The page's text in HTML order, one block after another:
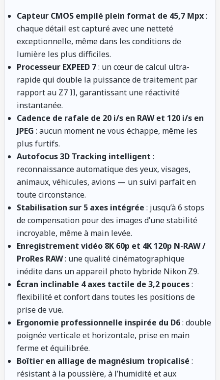
Capteur CMOS empilé plein format de 45,7 Mpx:
chaque détail est capturé avec une netteté
exceptionnelle, même dans les conditions de
lumière les plus difficiles.
Processeur EXPEED 7: un cœur de calcul ultra-
rapide qui double la puissance de traitement par
rapport au Z7 II, garantissant une réactivité
instantanée.
Cadence de rafale de 20 i/s en RAW et 120 i/s en
JPEG : aucun moment ne vous échappe, même les
plus furtifs.
Autofocus 3D Tracking intelligent :
reconnaissance automatique des yeux, visages,
animaux, véhicules, avions — un suivi parfait en
toute circonstance.
Stabilisation sur 5 axes intégrée : jusqu’à 6 stops
de compensation pour des images d’une stabilité
incroyable, même à main levée.
Enregistrement vidéo 8K 60p et 4K 120p N-RAW /
ProRes RAW: une qualité cinématographique
inédite dans un appareil photo hybride Nikon Z9.
Écran inclinable 4 axes tactile de 3,2 pouces:
flexibilité et confort dans toutes les positions de
prise de vue.
Ergonomie professionnelle inspirée du D6: double
poignée verticale et horizontale, prise en main
ferme et équilibrée.
Boîtier en alliage de magnésium tropicalisé :
résistant à la poussière, à l’humidité et aux